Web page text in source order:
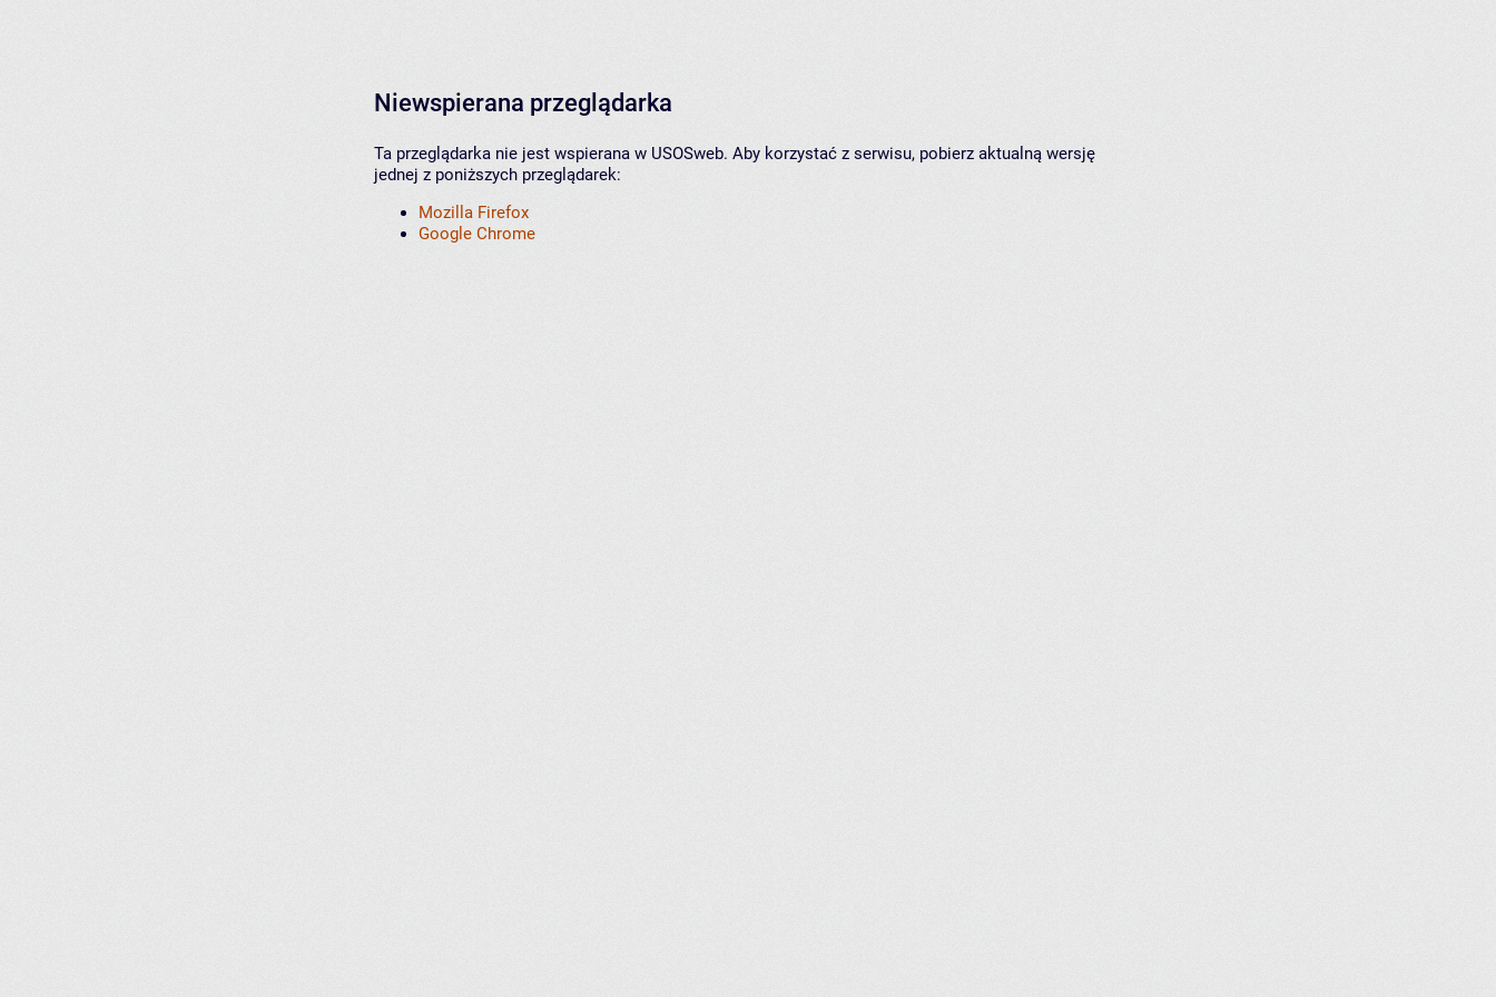
Niewspierana przeglądarka
Ta przeglądarka nie jest wspierana w USOSweb. Aby korzystać z serwisu, pobierz aktualną wersję
jednej z poniższych przeglądarek:
Mozilla Firefox
Google Chrome